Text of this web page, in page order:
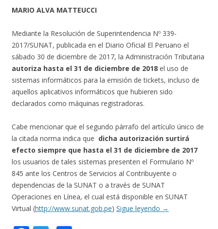
MARIO ALVA MATTEUCCI
Mediante la Resolución de Superintendencia Nº 339-
2017/SUNAT, publicada en el Diario Oficial El Peruano el
sábado 30 de diciembre de 2017, la Administración Tributaria
autoriza hasta el 31 de diciembre de 2018 el uso de
sistemas informáticos para la emisión de tickets, incluso de
aquellos aplicativos informáticos que hubieren sido
declarados como máquinas registradoras.
Cabe mencionar que el segundo párrafo del artículo único de
la citada norma indica que dicha autorización surtirá
efecto siempre que hasta el 31 de diciembre de 2017
los usuarios de tales sistemas presenten el Formulario Nº
845 ante los Centros de Servicios al Contribuyente o
dependencias de la SUNAT o a través de SUNAT
Operaciones en Línea, el cual está disponible en SUNAT
Virtual (http://www.sunat.gob.pe) Sigue leyendo →